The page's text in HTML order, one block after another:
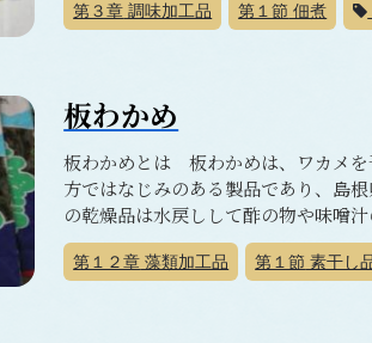
第３章 調味加工品 第１節 佃煮
板わかめ
板わかめとは 板わかめは、ワカメを
方ではなじみのある製品であり、島
の乾燥品は水戻しして酢の物や味噌
第１２章 藻類加工品 第１節 素干し